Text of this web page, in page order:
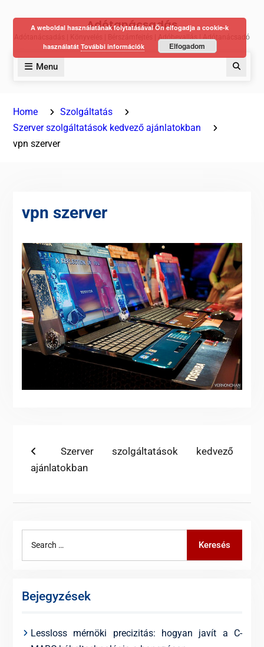
Adótanácsadás
Adótanácsadás | Könyvelés | Bérszámfejtés | Adóbevallás | Adótanácsadó
Menu
Home
Szolgáltatás
Szerver szolgáltatások kedvező ajánlatokban
vpn szerver
vpn szerver
Bejegyzés
navigáció
Previous
post:
Szerver szolgáltatások kedvező
ajánlatokban
Keresés
Bejegyzések
Lessloss mérnöki precizitás: hogyan javít a C-
A weboldal használatának folytatásával Ön elfogadja a cookie-k
használatát További információk Elfogadom